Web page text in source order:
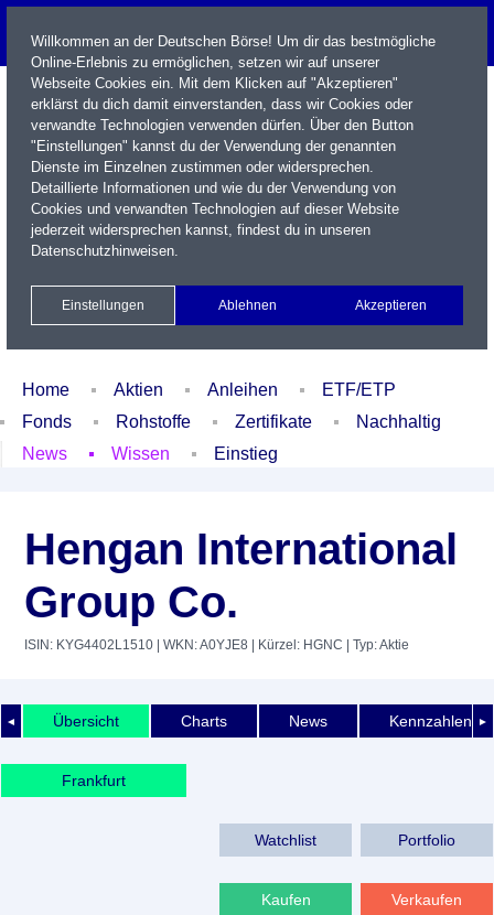
Name / WKN / ISIN / Kürzel
Xetra Realtime
Watchlist Portfolio Login
Home Aktien Anleihen
ETF/ETP
Fonds
Rohstoffe Zertifikate
Nachhaltig
News
Wissen Einstieg
Hengan International
Group Co.
ISIN: KYG4402L1510 | WKN: A0YJE8 | Kürzel: HGNC | Typ: Aktie
◄ ►
Übersicht Charts News Kennzahlen
Frankfurt
Watchlist Portfolio
Kaufen Verkaufen
Willkommen an der Deutschen Börse! Um dir das bestmögliche
Online-Erlebnis zu ermöglichen, setzen wir auf unserer
Webseite Cookies ein. Mit dem Klicken auf "Akzeptieren"
erklärst du dich damit einverstanden, dass wir Cookies oder
verwandte Technologien verwenden dürfen. Über den Button
"Einstellungen" kannst du der Verwendung der genannten
Dienste im Einzelnen zustimmen oder widersprechen.
Detaillierte Informationen und wie du der Verwendung von
Cookies und verwandten Technologien auf dieser Website
jederzeit widersprechen kannst, findest du in unseren
Datenschutzhinweisen.
Einstellungen Ablehnen Akzeptieren